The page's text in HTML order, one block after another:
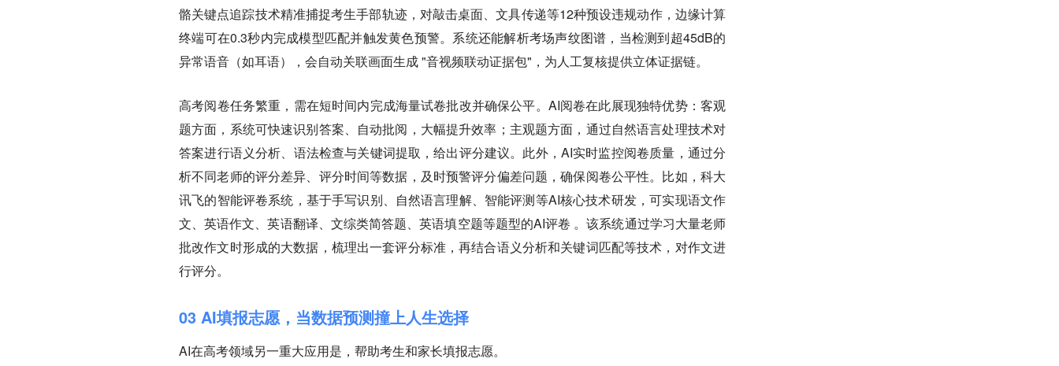
骼关键点追踪技术精准捕捉考生手部轨迹，对敲击桌面、文具传递等12种预设违规动作，边缘计算
终端可在0.3秒内完成模型匹配并触发黄色预警。系统还能解析考场声纹图谱，当检测到超45dB的
异常语音（如耳语），会自动关联画面生成 "音视频联动证据包"，为人工复核提供立体证据链。
高考阅卷任务繁重，需在短时间内完成海量试卷批改并确保公平。AI阅卷在此展现独特优势：客观
题方面，系统可快速识别答案、自动批阅，大幅提升效率；主观题方面，通过自然语言处理技术对
答案进行语义分析、语法检查与关键词提取，给出评分建议。此外，AI实时监控阅卷质量，通过分
析不同老师的评分差异、评分时间等数据，及时预警评分偏差问题，确保阅卷公平性。比如，科大
讯飞的智能评卷系统，基于手写识别、自然语言理解、智能评测等AI核心技术研发，可实现语文作
文、英语作文、英语翻译、文综类简答题、英语填空题等题型的AI评卷 。该系统通过学习大量老师
批改作文时形成的大数据，梳理出一套评分标准，再结合语义分析和关键词匹配等技术，对作文进
行评分。
03 AI填报志愿，当数据预测撞上人生选择
AI在高考领域另一重大应用是，帮助考生和家长填报志愿。